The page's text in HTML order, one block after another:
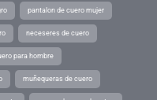
pantalon de cuero mujer
neceseres de cuero
para hombre
muñequeras de cuero